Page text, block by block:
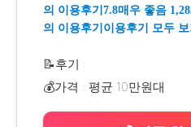
의 이용후기7.8매우 좋음
의 이용후기이용후기 모두 보
📝후기 :
💰가격 : 평균 10만원대